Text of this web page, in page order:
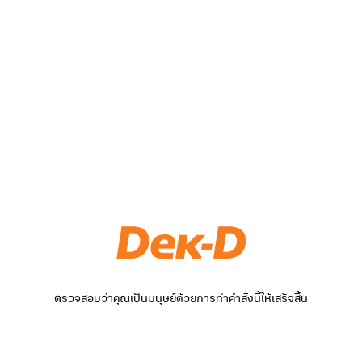
ตรวจสอบว่าคุณเป็นมนุษย์ด้วยการทำคำสั่งนี้ให้เสร็จสิ้น